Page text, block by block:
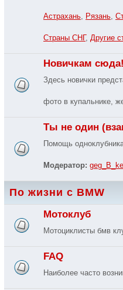
Астрахань Рязань
Страны СНГ, Другие
Новичкам сюда!
Здесь новички
фото в купальнике,
Ты не один
Помощь
Модератор:
По жизни с BMW
Мотоклуб
Мотоциклисты бмв
FAQ
Наиболее часто